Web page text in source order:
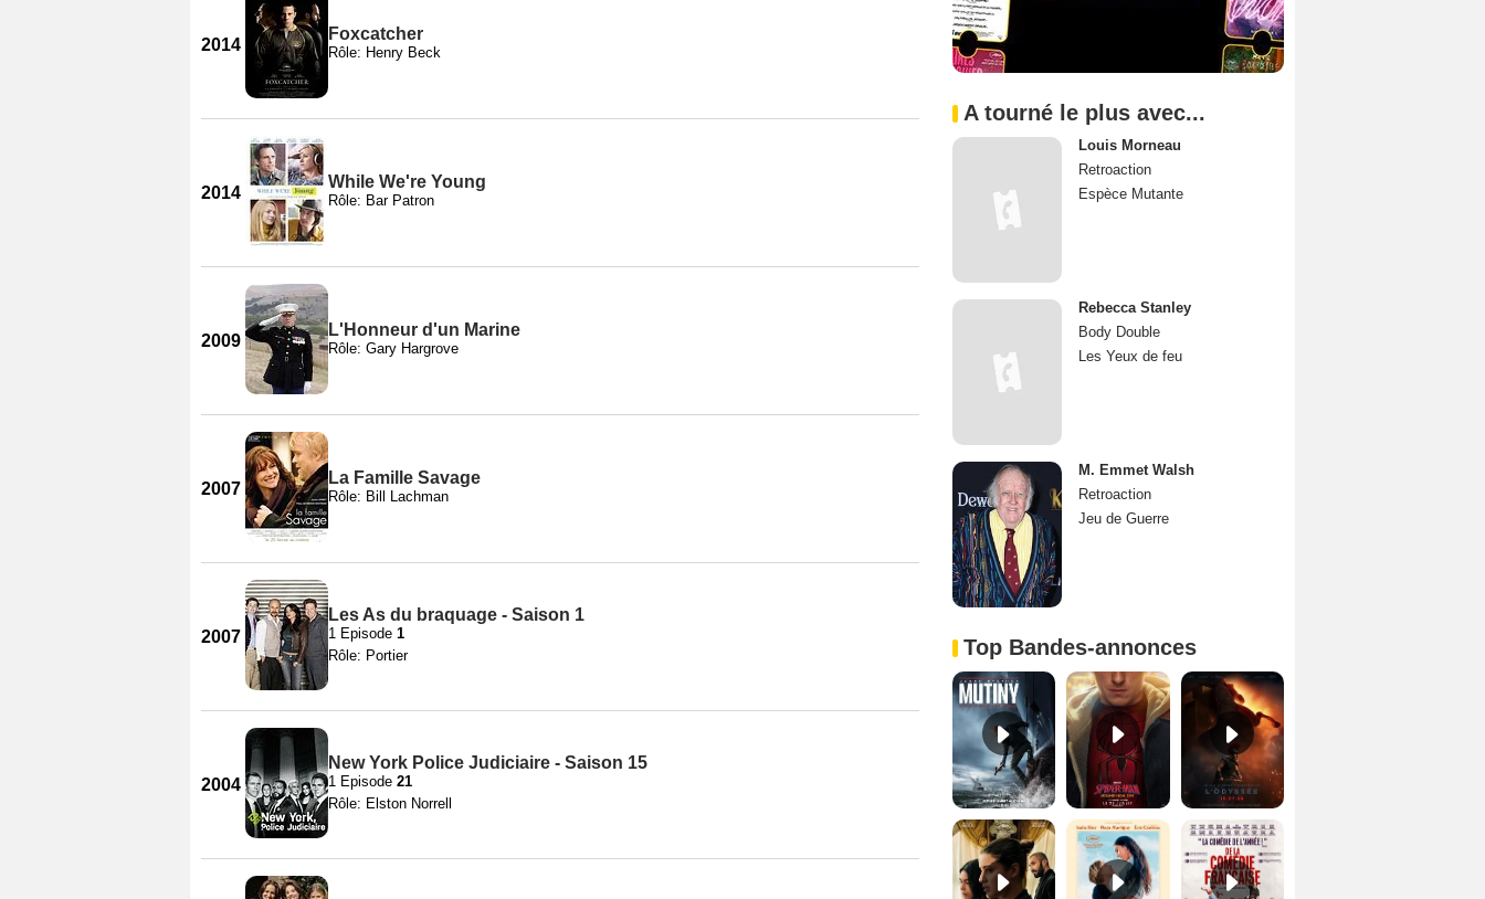
2014
Foxcatcher
Rôle: Henry Beck
2014
While We're Young
Rôle: Bar Patron
2009
L'Honneur d'un Marine
Rôle: Gary Hargrove
2007
La Famille Savage
Rôle: Bill Lachman
2007
Les As du braquage - Saison 1
1 Episode 1
Rôle: Portier
2004
New York Police Judiciaire - Saison 15
1 Episode 21
Rôle: Elston Norrell
A tourné le plus avec...
Louis Morneau
Retroaction
Espèce Mutante
Rebecca Stanley
Body Double
Les Yeux de feu
M. Emmet Walsh
Retroaction
Jeu de Guerre
Top Bandes-annonces
Mutiny Bande-annonce VO STFR Spider-Man: Brand New Day Bande-annonce VO STFR
Le Triangle d'or Bande-annonce VF De la Comédie-Française Teaser VF